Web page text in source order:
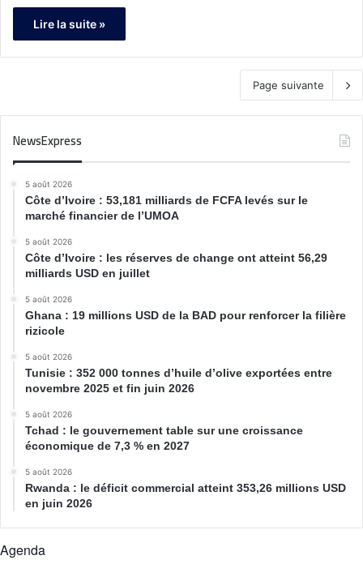
Lire la suite »
Page suivante
NewsExpress
5 août 2026
Côte d’Ivoire : 53,181 milliards de FCFA levés sur le
marché financier de l’UMOA
5 août 2026
Côte d’Ivoire : les réserves de change ont atteint 56,29
milliards USD en juillet
5 août 2026
Ghana : 19 millions USD de la BAD pour renforcer la filière
rizicole
5 août 2026
Tunisie : 352 000 tonnes d’huile d’olive exportées entre
novembre 2025 et fin juin 2026
5 août 2026
Tchad : le gouvernement table sur une croissance
économique de 7,3 % en 2027
5 août 2026
Rwanda : le déficit commercial atteint 353,26 millions USD
en juin 2026
Agenda